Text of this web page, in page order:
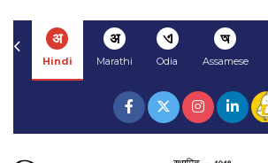
अ
Hindi
अ
Marathi
ଏ
Odia
অ
Assamese